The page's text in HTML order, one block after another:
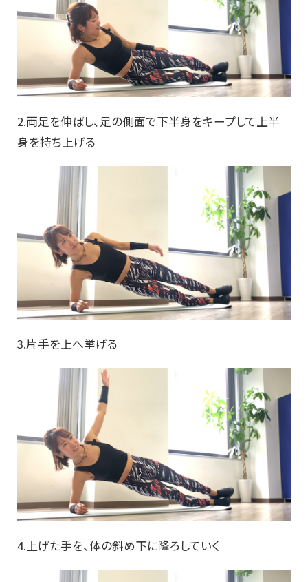
2.両足を伸ばし、足の側面で下半身をキープして上半
身を持ち上げる
3.片手を上へ挙げる
4.上げた手を、体の斜め下に降ろしていく